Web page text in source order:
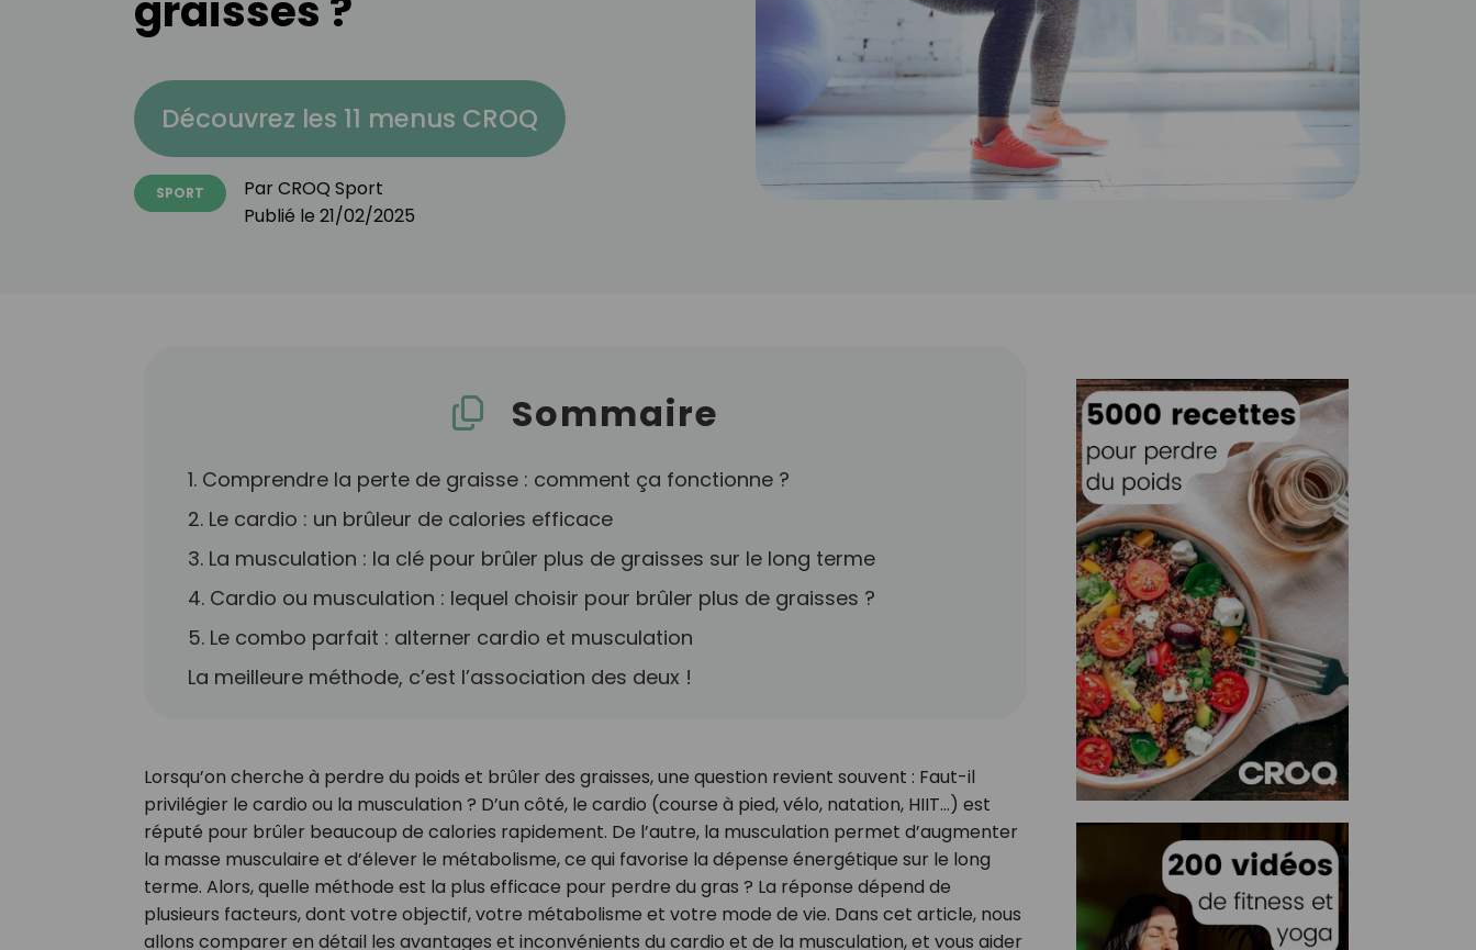
Découvrez les 11 menus CROQ
SPORT ParCROQ Sport
Publié le 21/02/2025
Sommaire
1. Comprendre la perte de graisse : comment ça fonctionne ?
2. Le cardio : un brûleur de calories efficace
3. La musculation : la clé pour brûler plus de graisses sur le long terme
4. Cardio ou musculation : lequel choisir pour brûler plus de graisses ?
5. Le combo parfait : alterner cardio et musculation
La meilleure méthode, c’est l’association des deux !
Lorsqu’on cherche à perdre du poids et brûler des graisses, une question revient souvent : Faut-il
privilégier le cardio ou la musculation ? D’un côté, le cardio (course à pied, vélo, natation, HIIT…) est
réputé pour brûler beaucoup de calories rapidement. De l’autre, la musculation permet d’augmenter
la masse musculaire et d’élever le métabolisme, ce qui favorise la dépense énergétique sur le long
terme. Alors, quelle méthode est la plus efficace pour perdre du gras ? La réponse dépend de
plusieurs facteurs, dont votre objectif, votre métabolisme et votre mode de vie. Dans cet article, nous
allons comparer en détail les avantages et inconvénients du cardio et de la musculation, et vous aider